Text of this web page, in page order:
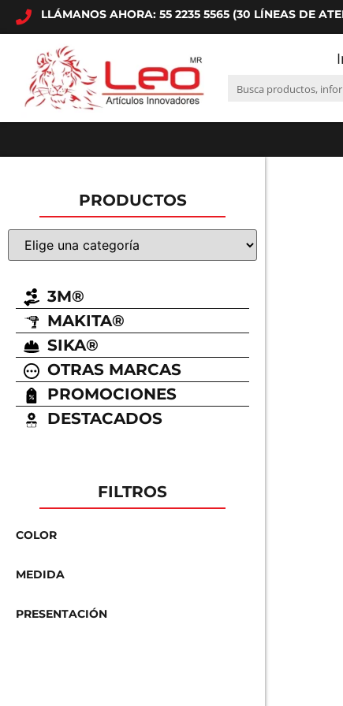
LLÁMANOS AHORA: 55 2235 5565 (30 LÍNEAS DE
PRODUCTOS
3M®
MAKITA®
SIKA®
OTRAS MARCAS
PROMOCIONES
DESTACADOS
FILTROS
COLOR
MEDIDA
PRESENTACIÓN